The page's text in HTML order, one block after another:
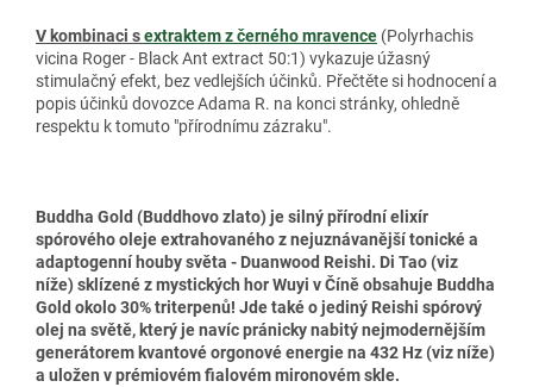
V kombinaci sextraktem z černého mravence (Polyrhachis
vicina Roger - Black Ant extract 50:1) vykazuje úžasný
stimulačný efekt, bez vedlejších účinků. Přečtěte si hodnocení a
popis účinků dovozce Adama R. na konci stránky, ohledně
respektu k tomuto "přírodnímu zázraku".
Buddha Gold (Buddhovo zlato) je silný přírodní elixír
spórového oleje extrahovaného z nejuznávanější tonické a
adaptogenní houby světa - Duanwood Reishi. Di Tao (viz
níže) sklízené z mystických hor Wuyi v Číně obsahuje Buddha
Gold okolo 30% triterpenů! Jde také o jediný Reishi spórový
olej na světě, který je navíc pránicky nabitý nejmodernějším
generátorem kvantové orgonové energie na 432 Hz (viz níže)
a uložen v prémiovém fialovém mironovém skle.